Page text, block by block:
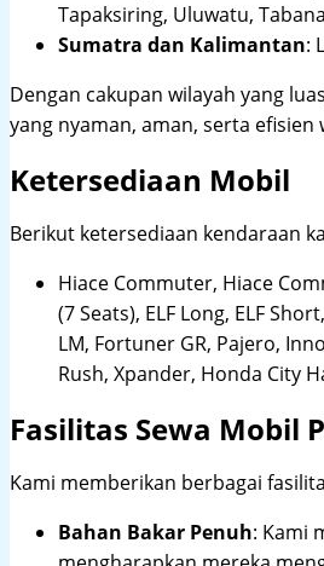
Tapaksiring, Uluwatu,
Sumatra dan Kalimantan:
Dengan cakupan wilayah yang
yang nyaman, aman, serta
Ketersediaan Mobil
Berikut ketersediaan kendaraan
Hiace Commuter, Hiace
(7 Seats), ELF Long, ELF
LM, Fortuner GR, Pajero,
Rush, Xpander, Honda City
Fasilitas Sewa Mobil
Kami memberikan berbagai
Bahan Bakar Penuh: Kami